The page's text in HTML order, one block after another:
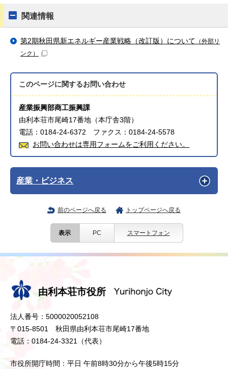
関連情報
第2期秋田県新エネルギー産業戦略（改訂版）について （外部リ
ンク）
このページに関するお問い合わせ
産業振興部商工振興課
由利本荘市尾崎17番地（本庁舎3階）
電話：0184-24-6372 ファクス：0184-24-5578
お問い合わせは専用フォームをご利用ください。
産業・ビジネス
前のページへ戻る トップページへ戻る
表示 PC スマートフォン
由利本荘市役所
法人番号：5000020052108
〒015-8501 秋田県由利本荘市尾崎17番地
電話：0184-24-3321（代表）
市役所開庁時間：平日 午前8時30分から午後5時15分